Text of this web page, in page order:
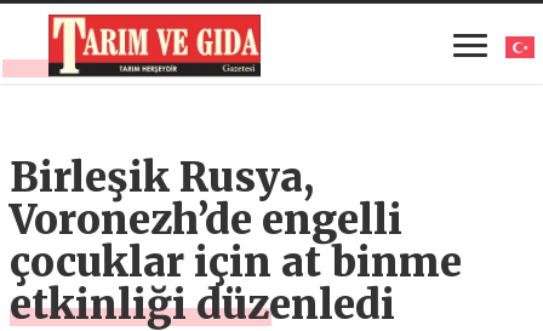
Birleşik Rusya,
Voronezh’de engelli
çocuklar için at binme
etkinliği düzenledi